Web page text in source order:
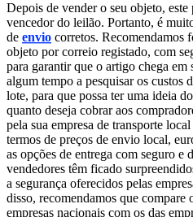
Depois de vender o seu objeto,
vencedor do leilão. Portanto, é
de envio corretos. Recomendamos
objeto por correio registado, com
para garantir que o artigo chega em
algum tempo a pesquisar os custos
lote, para que possa ter uma ideia
quanto deseja cobrar aos
pela sua empresa de transporte
termos de preços de envio local,
as opções de entrega com seguro
vendedores têm ficado
a segurança oferecidos pelas
disso, recomendamos que compare
empresas nacionais com os das